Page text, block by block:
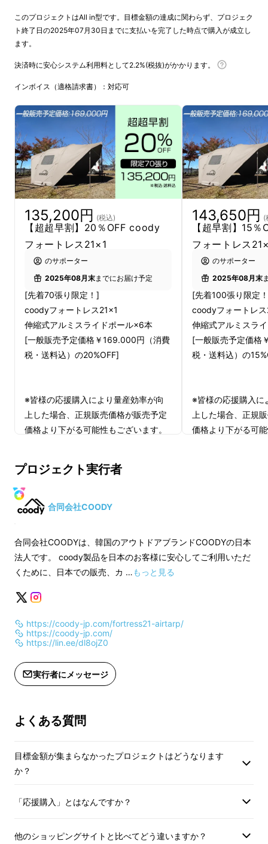
このプロジェクトはAll in型です。目標金額の達成に関わらず、プロジェク
ト終了日の2025年07月30日までに支払いを完了した時点で購入が成立し
ます。
決済時に安心システム利用料として2.2%(税抜)がかかります。
インボイス（適格請求書）：対応可
135,200円 (税込)
【超超早割】20％OFF coody
フォートレス21×1
のサポーター
2025年08月末までにお届け予定
[先着70張り限定！]
coodyフォートレス21×1
伸縮式アルミスライドポール×6本
[一般販売予定価格￥169.000円（消費
税・送料込）の20%OFF]
※皆様の応援購入により量産効率が向
上した場合、正規販売価格が販売予定
価格より下がる可能性もございます。
遅れる場合があります。
※適格請求書発行事業者登録番号：あ
り
Makuakeメッセージにて実行者に直接
お問合せください）
143,650円 (
【超早割】15
フォートレス
のサポーター
2025年08月末
[先着100張り限定
coodyフォートレ
伸縮式アルミスラ
[一般販売予定価格
税・送料込）の
※皆様の応援購入に
上した場合、正規
価格より下がる可
Makuakeメッセー
お問合せください）
プロジェクト実行者
合同会社COODY
合同会社COODYは、韓国のアウトドアブランドCOODYの日本
法人です。 coody製品を日本のお客様に安心してご利用いただ
くために、日本での販売、カ …もっと見る
https://coody-jp.com/fortress21-airtarp/
https://coody-jp.com/
https://lin.ee/dl8ojZ0
実行者にメッセージ
よくある質問
目標金額が集まらなかったプロジェクトはどうなります
か？
「応援購入」とはなんですか？
他のショッピングサイトと比べてどう違いますか？